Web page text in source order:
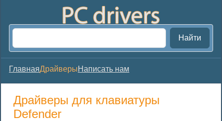
Найти
ГлавнаяДрайверыНаписать нам
Драйверы для клавиатуры
Defender